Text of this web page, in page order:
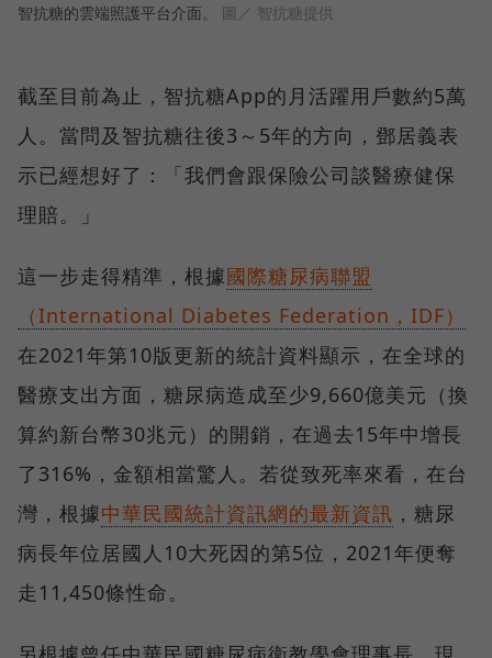
智抗糖的雲端照護平台介面。 圖／ 智抗糖提供
截至目前為止，智抗糖App的月活躍用戶數約5萬
人。當問及智抗糖往後3～5年的方向，鄧居義表
示已經想好了：「我們會跟保險公司談醫療健保
理賠。」
這一步走得精準，根據國際糖尿病聯盟
（International Diabetes Federation，IDF）
在2021年第10版更新的統計資料顯示，在全球的
醫療支出方面，糖尿病造成至少9,660億美元（換
算約新台幣30兆元）的開銷，在過去15年中增長
了316%，金額相當驚人。若從致死率來看，在台
灣，根據中華民國統計資訊網的最新資訊 ，糖尿
病長年位居國人10大死因的第5位，2021年便奪
走11,450條性命。